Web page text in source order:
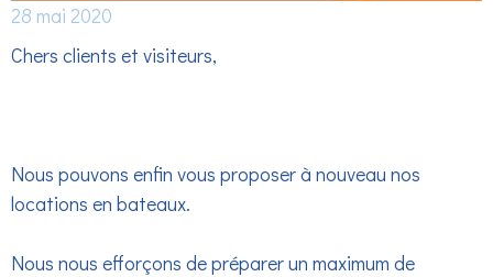
28 mai 2020
Chers clients et visiteurs,
Nous pouvons enfin vous proposer à nouveau nos
locations en bateaux.
Nous nous efforçons de préparer un maximum de